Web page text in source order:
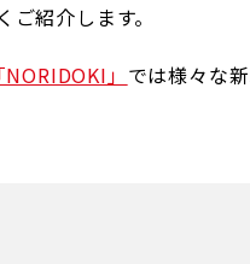
紹介します。
「NORIDOKI」 では様々な